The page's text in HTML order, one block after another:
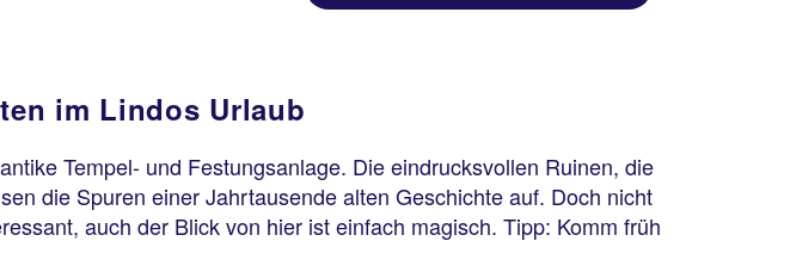
im Lindos Urlaub
Tempel- und Festungsanlage. Die eindrucksvollen Ruinen, die
die Spuren einer Jahrtausende alten Geschichte auf. Doch nicht
auch der Blick von hier ist einfach magisch. Tipp: Komm früh